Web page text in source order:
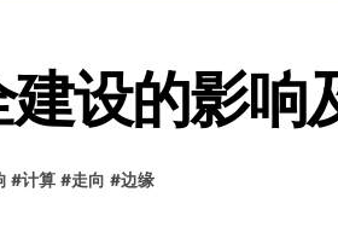
设的影响
#计算 #走向 #边缘